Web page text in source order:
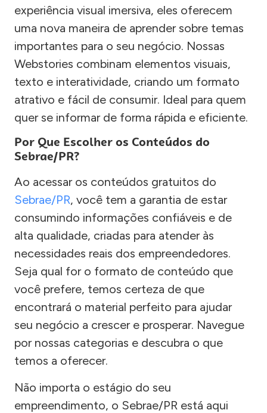
experiência visual imersiva, eles oferecem
uma nova maneira de aprender sobre temas
importantes para o seu negócio. Nossas
Webstories combinam elementos visuais,
texto e interatividade, criando um formato
atrativo e fácil de consumir. Ideal para quem
quer se informar de forma rápida e eficiente.
Por Que Escolher os Conteúdos do
Sebrae/PR?
Ao acessar os conteúdos gratuitos do
Sebrae/PR, você tem a garantia de estar
consumindo informações confiáveis e de
alta qualidade, criadas para atender às
necessidades reais dos empreendedores.
Seja qual for o formato de conteúdo que
você prefere, temos certeza de que
encontrará o material perfeito para ajudar
seu negócio a crescer e prosperar. Navegue
por nossas categorias e descubra o que
temos a oferecer.
Não importa o estágio do seu
empreendimento, o Sebrae/PR está aqui